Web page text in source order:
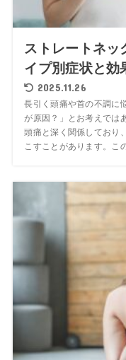
ストレートネッ
イプ別症状と効
2025.11.26
長引く頭痛や首の不調に
が原因？」とお考えでは
頭痛と深く関係しており
こすことがあります。こ